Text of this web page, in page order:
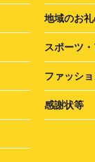
地域のお
スポーツ
ファッシ
感謝状等